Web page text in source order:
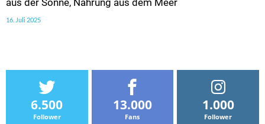
aus der Sonne, Nahrung aus dem Meer
16. Juli 2025
6.500
Follower
13.000
Fans
1.000
Follower